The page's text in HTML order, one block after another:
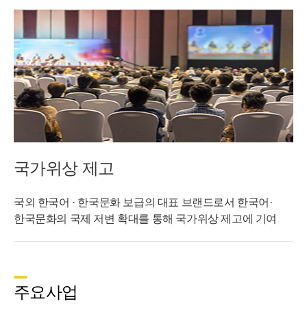
국가위상 제고
국외 한국어 · 한국문화 보급의 대표 브랜드로서 한국어·
한국문화의 국제 저변 확대를 통해 국가위상 제고에 기여
주요사업